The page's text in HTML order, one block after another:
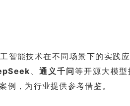
智能技术在不同场景下的实践
、通义千问等开源大模
例，为行业提供参考借鉴。